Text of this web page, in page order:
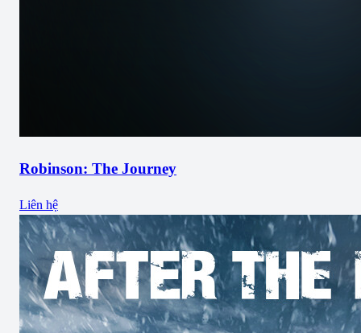
Robinson: The Journey
Liên hệ